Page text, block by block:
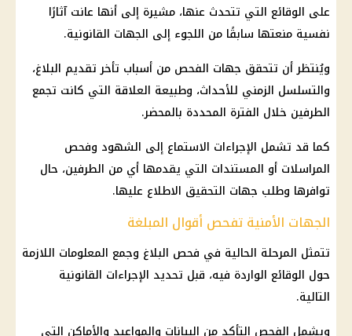
على الوقائع التي تتحدث عنها، مشيرة إلى أنها عانت آثارًا
نفسية منعتها سابقًا من اللجوء إلى الجهات القانونية.
ويُنتظر أن تتحقق جهات الفحص من أسباب تأخر تقديم البلاغ،
والتسلسل الزمني للأحداث، وطبيعة العلاقة التي كانت تجمع
الطرفين خلال الفترة المحددة بالمحضر.
كما قد تشمل الإجراءات الاستماع إلى الشهود وفحص
المراسلات أو المستندات التي يقدمها أي من الطرفين، حال
توافرها وطلب جهات التحقيق الاطلاع عليها.
الجهات الأمنية تفحص أقوال المبلغة
تتمثل المرحلة الحالية في فحص البلاغ وجمع المعلومات اللازمة
حول الوقائع الواردة فيه، قبل تحديد الإجراءات القانونية
التالية.
ويشمل الفحص التأكد من البيانات والمواعيد والأماكن التي